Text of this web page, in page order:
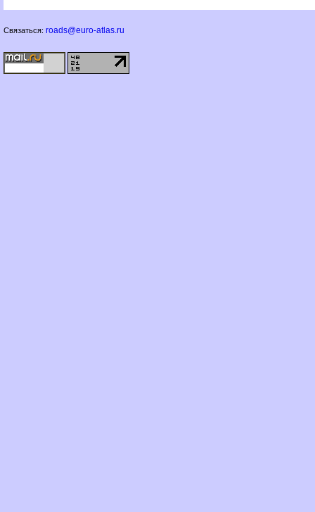
Связаться: roads@euro-atlas.ru